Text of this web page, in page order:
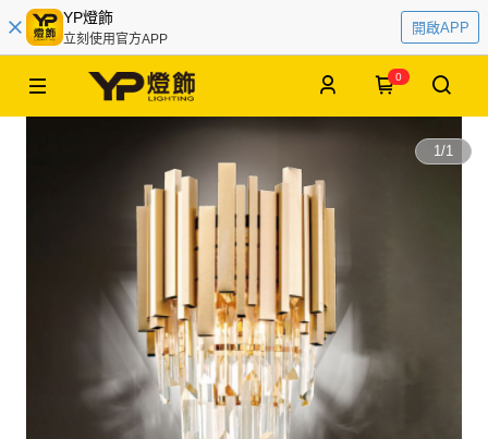
YP燈飾
立刻使用官方APP
開啟APP
0
1/1